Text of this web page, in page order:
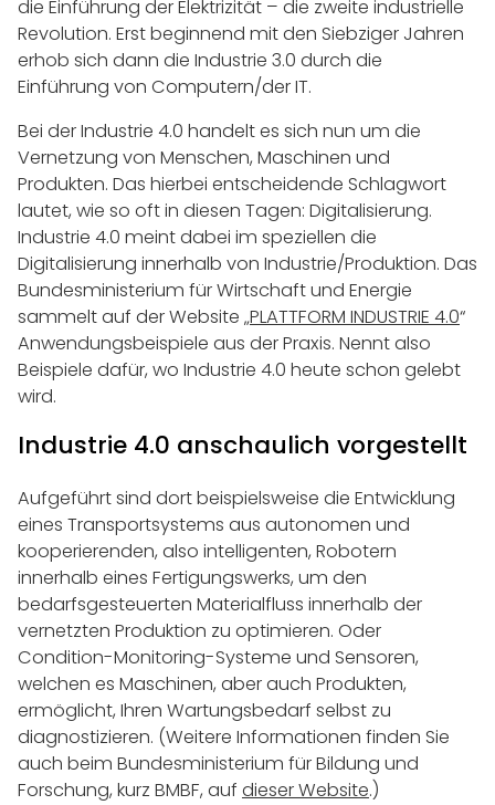
die Einführung der Elektrizität – die zweite industrielle
Revolution. Erst beginnend mit den Siebziger Jahren
erhob sich dann die Industrie 3.0 durch die
Einführung von Computern/der IT.
Bei der Industrie 4.0 handelt es sich nun um die
Vernetzung von Menschen, Maschinen und
Produkten. Das hierbei entscheidende Schlagwort
lautet, wie so oft in diesen Tagen: Digitalisierung.
Industrie 4.0 meint dabei im speziellen die
Digitalisierung innerhalb von Industrie/Produktion. Das
Bundesministerium für Wirtschaft und Energie
sammelt auf der Website „PLATTFORM INDUSTRIE 4.0“
Anwendungsbeispiele aus der Praxis. Nennt also
Beispiele dafür, wo Industrie 4.0 heute schon gelebt
wird.
Industrie 4.0 anschaulich vorgestellt
Aufgeführt sind dort beispielsweise die Entwicklung
eines Transportsystems aus autonomen und
kooperierenden, also intelligenten, Robotern
innerhalb eines Fertigungswerks, um den
bedarfsgesteuerten Materialfluss innerhalb der
vernetzten Produktion zu optimieren. Oder
Condition-Monitoring-Systeme und Sensoren,
welchen es Maschinen, aber auch Produkten,
ermöglicht, Ihren Wartungsbedarf selbst zu
diagnostizieren. (Weitere Informationen finden Sie
auch beim Bundesministerium für Bildung und
Forschung, kurz BMBF, auf dieser Website.)